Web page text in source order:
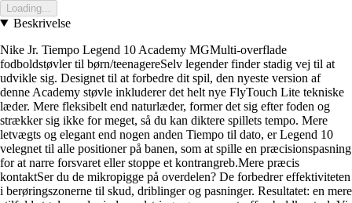
Loading...
Beskrivelse
Nike Jr. Tiempo Legend 10 Academy MGMulti-overflade
fodboldstøvler til børn/teenagereSelv legender finder stadig vej til at
udvikle sig. Designet til at forbedre dit spil, den nyeste version af
denne Academy støvle inkluderer det helt nye FlyTouch Lite tekniske
læder. Mere fleksibelt end naturlæder, former det sig efter foden og
strækker sig ikke for meget, så du kan diktere spillets tempo. Mere
letvægts og elegant end nogen anden Tiempo til dato, er Legend 10
velegnet til alle positioner på banen, som at spille en præcisionspasning
for at narre forsvaret eller stoppe et kontrangreb.Mere præcis
kontaktSer du de mikropigge på overdelen? De forbedrer effektiviteten
i berøringszonerne til skud, driblinger og pasninger. Resultatet: en mere